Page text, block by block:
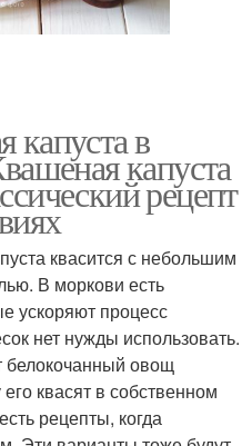
капуста в
капуста
рецепт
квасится с небольшим
В моркови есть
ускоряют процесс
нет нужды использовать.
белокочанный овощ
квасят в собственном
рецепты, когда